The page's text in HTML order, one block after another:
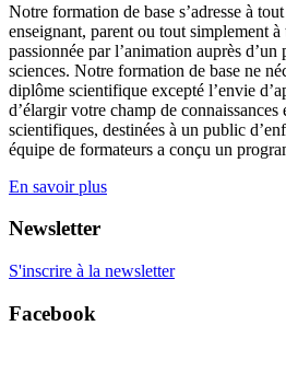
Notre formation de base s’adresse à
enseignant, parent ou tout simplement à
passionnée par l’animation auprès d’un
sciences. Notre formation de base ne
diplôme scientifique excepté l’envie
d’élargir votre champ de connaissances
scientifiques, destinées à un public
équipe de formateurs a conçu un
En savoir plus
Newsletter
S'inscrire à la newsletter
Facebook